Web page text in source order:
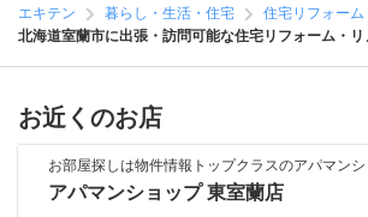
エキテン 暮らし・生活・住宅
住宅リフォー
北海道室蘭市に出張・訪問可能な住宅リフォーム・
お近くのお店
お部屋探しは物件情報トップクラスのアパマン
アパマンショップ 東室蘭店